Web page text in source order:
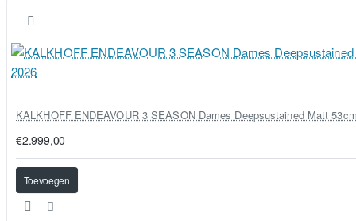
KALKHOFF ENDEAVOUR 3 SEASON Dames Deepsustained Matt
€2.999,00
Toevoegen